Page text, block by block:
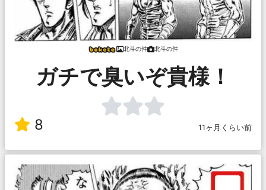
北斗の件 北斗の件
ガチで臭いぞ貴様！
8 11ヶ月くらい前